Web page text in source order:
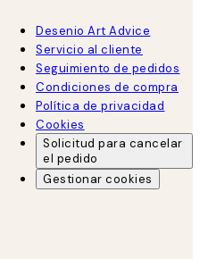
Desenio Art Advice
Servicio al cliente
Seguimiento de pedidos
Condiciones de compra
Política de privacidad
Cookies
Solicitud para cancelar
el pedido
Gestionar cookies